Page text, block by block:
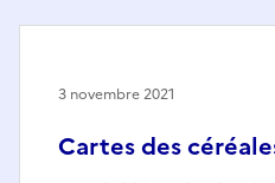
Cartes des
3 novembre 2021